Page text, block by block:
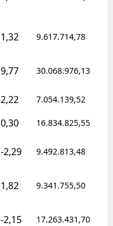
1,32 9.617.714,78
9,77 30.068.976,13
2,22 7.054.139,52
0,30 16.834.825,55
-2,29 9.492.813,48
1,82 9.341.755,50
-2,15 17.263.431,70